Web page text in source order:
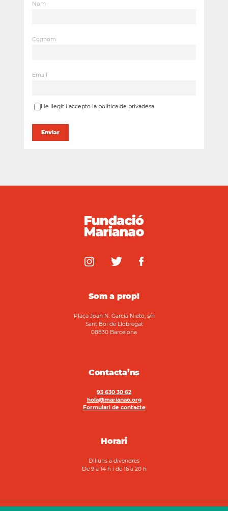
Nom
Cognom
Email
He llegit i accepto la política de privadesa
Som a prop!
Plaça Joan N. García Nieto, s/n
Sant Boi de Llobregat
08830 Barcelona
Contacta’ns
93 630 30 62
hola@marianao.org
Formulari de contacte
Horari
Dilluns a divendres
De 9 a 14 h i de 16 a 20 h